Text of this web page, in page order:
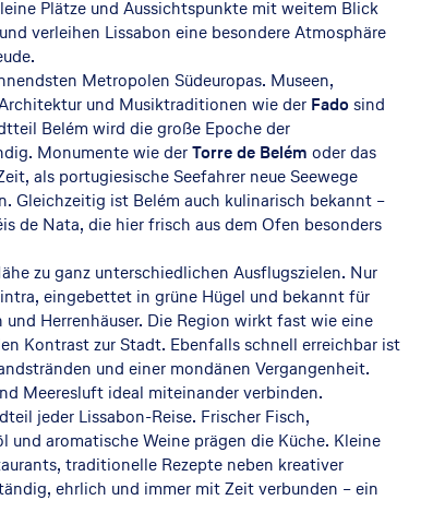
Plätze und Aussichtspunkte mit weitem Blick
verleihen Lissabon eine besondere Atmosphäre
Metropolen Südeuropas. Museen,
und Musiktraditionen wie der Fado sind
Belém wird die große Epoche der
Monumente wie derTorre de Belém oder das
als portugiesische Seefahrer neue Seewege
Gleichzeitig ist Belém auch kulinarisch bekannt –
de Nata, die hier frisch aus dem Ofen besonders
zu ganz unterschiedlichen Ausflugszielen. Nur
eingebettet in grüne Hügel und bekannt für
Herrenhäuser. Die Region wirkt fast wie eine
Kontrast zur Stadt. Ebenfalls schnell erreichbar ist
und einer mondänen Vergangenheit.
Meeresluft ideal miteinander verbinden.
jeder Lissabon-Reise. Frischer Fisch,
und aromatische Weine prägen die Küche. Kleine
traditionelle Rezepte neben kreativer
ehrlich und immer mit Zeit verbunden – ein